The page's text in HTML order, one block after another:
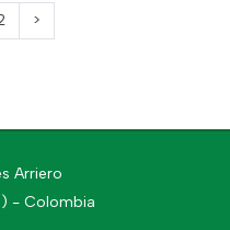
>
Arriero
- Colombia